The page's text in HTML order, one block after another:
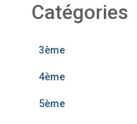
Catégories
3ème
4ème
5ème